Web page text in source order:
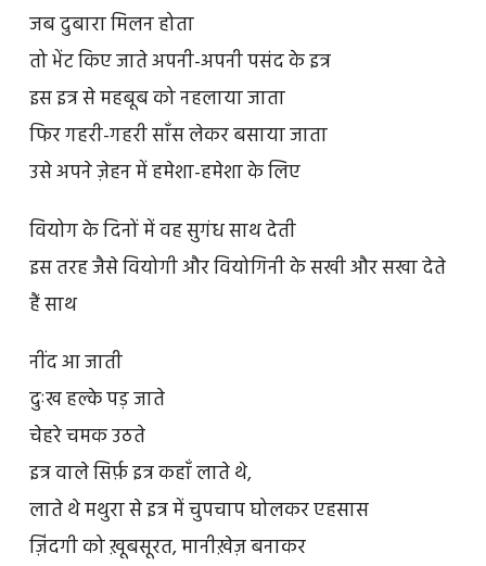
जब दुबारा मिलन होता
तो भेंट किए जाते अपनी-अपनी पसंद के इत्र
इस इत्र से महबूब को नहलाया जाता
फिर गहरी-गहरी साँस लेकर बसाया जाता
उसे अपने ज़ेहन में हमेशा-हमेशा के लिए
वियोग के दिनों में वह सुगंध साथ देती
इस तरह जैसे वियोगी और वियोगिनी के सखी और सखा देते
हैं साथ
नींद आ जाती
दुःख हल्के पड़ जाते
चेहरे चमक उठते
इत्र वाले सिर्फ़ इत्र कहाँ लाते थे,
लाते थे मथुरा से इत्र में चुपचाप घोलकर एहसास
ज़िंदगी को ख़ूबसूरत, मानीख़ेज़ बनाकर